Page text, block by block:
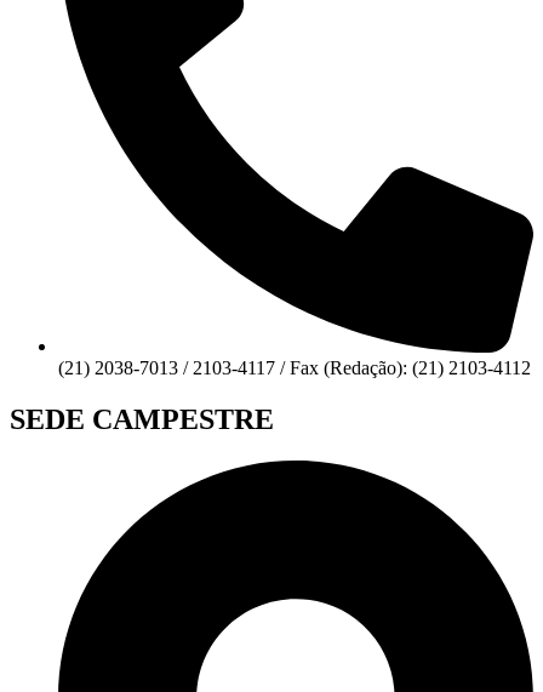
(21) 2038-7013 / 2103-4117 / Fax (Redação): (21) 2103-4112
SEDE CAMPESTRE